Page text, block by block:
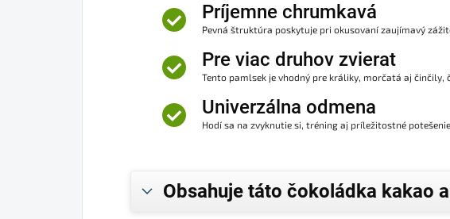
Príjemne chrumkavá
Pevná štruktúra poskytuje pri okusovaní zaujímavý
Pre viac druhov zvierat
Tento pamlsek je vhodný pre králiky, morčatá aj
Univerzálna odmena
Hodí sa na zvyknutie si, tréning aj príležitostné
Obsahuje táto čokoládka kakao